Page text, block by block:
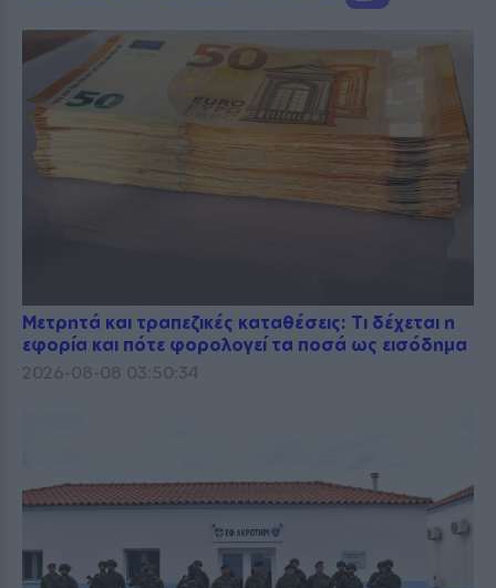
Μετρητά και τραπεζικές καταθέσεις: Τι δέχεται η
εφορία και πότε φορολογεί τα ποσά ως εισόδημα
2026-08-08 03:50:34